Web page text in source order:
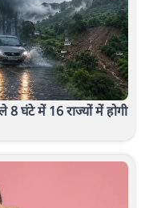
घंटे में 16 राज्यों में होगी